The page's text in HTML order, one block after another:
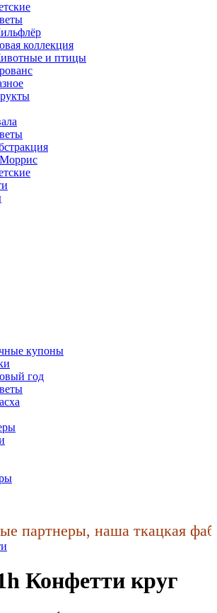
коллекция
и птицы
купоны
год
партнеры, наша ткацкая
Конфетти круг